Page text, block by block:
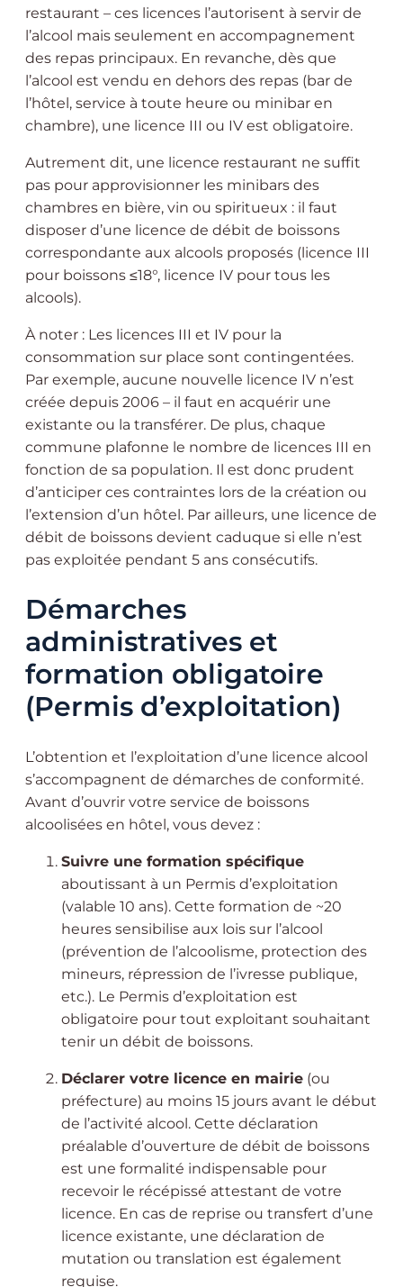
restaurant – ces licences l’autorisent à servir de
l’alcool mais seulement en accompagnement
des repas principaux. En revanche, dès que
l’alcool est vendu en dehors des repas (bar de
l’hôtel, service à toute heure ou minibar en
chambre), une licence III ou IV est obligatoire.
Autrement dit, une licence restaurant ne suffit
pas pour approvisionner les minibars des
chambres en bière, vin ou spiritueux : il faut
disposer d’une licence de débit de boissons
correspondante aux alcools proposés (licence III
pour boissons ≤18°, licence IV pour tous les
alcools).
À noter : Les licences III et IV pour la
consommation sur place sont contingentées.
Par exemple, aucune nouvelle licence IV n’est
créée depuis 2006 – il faut en acquérir une
existante ou la transférer. De plus, chaque
commune plafonne le nombre de licences III en
fonction de sa population. Il est donc prudent
d’anticiper ces contraintes lors de la création ou
l’extension d’un hôtel. Par ailleurs, une licence de
débit de boissons devient caduque si elle n’est
pas exploitée pendant 5 ans consécutifs.
Démarches
administratives et
formation obligatoire
(Permis d’exploitation)
L’obtention et l’exploitation d’une licence alcool
s’accompagnent de démarches de conformité.
Avant d’ouvrir votre service de boissons
alcoolisées en hôtel, vous devez :
Suivre une formation spécifique
aboutissant à un Permis d’exploitation
(valable 10 ans). Cette formation de ~20
heures sensibilise aux lois sur l’alcool
(prévention de l’alcoolisme, protection des
mineurs, répression de l’ivresse publique,
etc.). Le Permis d’exploitation est
obligatoire pour tout exploitant souhaitant
tenir un débit de boissons.
Déclarer votre licence en mairie (ou
préfecture) au moins 15 jours avant le début
de l’activité alcool. Cette déclaration
préalable d’ouverture de débit de boissons
est une formalité indispensable pour
recevoir le récépissé attestant de votre
licence. En cas de reprise ou transfert d’une
licence existante, une déclaration de
mutation ou translation est également
requise.